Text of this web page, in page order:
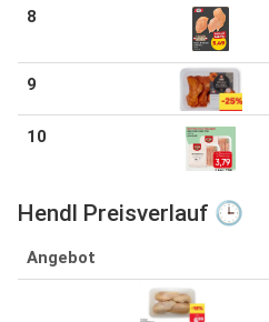
8
9
10
Hendl Preisverlauf 🕒
Angebot